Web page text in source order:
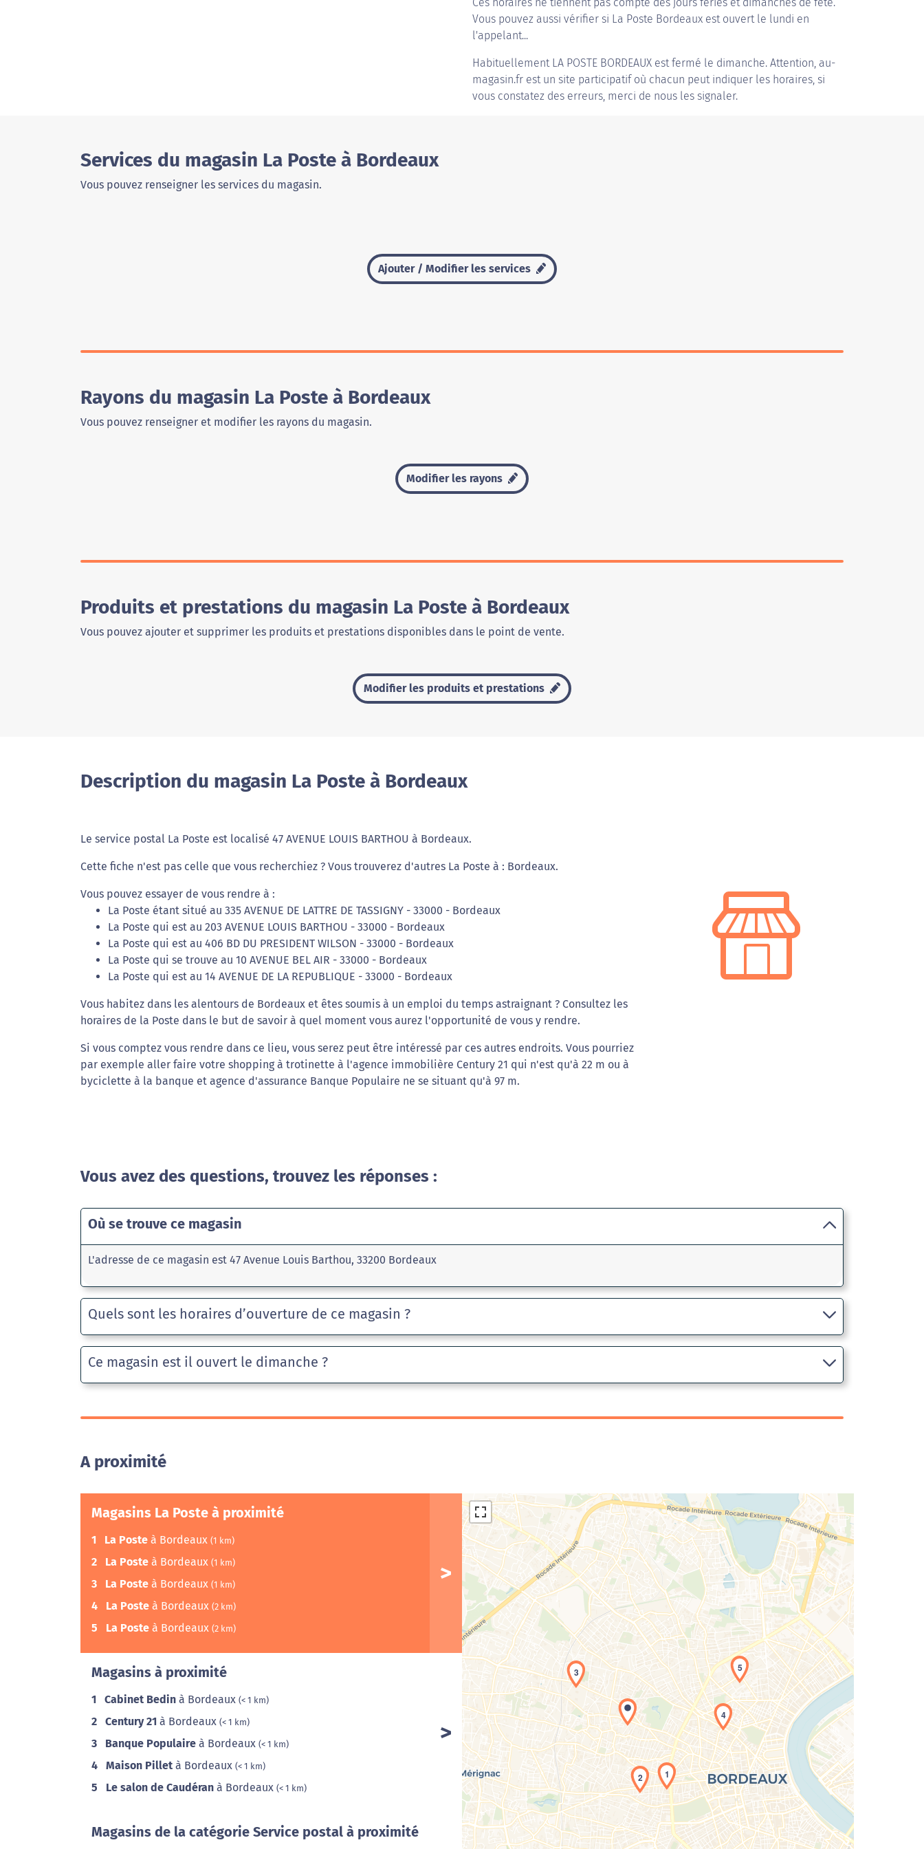
Vous pouvez aussi vérifier si La Poste Bordeaux est ouvert le lundi en
l'appelant...
Habituellement LA POSTE BORDEAUX est fermé le dimanche. Attention, au-
magasin.fr est un site participatif où chacun peut indiquer les horaires, si
vous constatez des erreurs, merci de nous les signaler.
Services du magasin La Poste à Bordeaux
Vous pouvez renseigner les services du magasin.
Ajouter / Modifier les services
Rayons du magasin La Poste à Bordeaux
Vous pouvez renseigner et modifier les rayons du magasin.
Modifier les rayons
Produits et prestations du magasin La Poste à Bordeaux
Vous pouvez ajouter et supprimer les produits et prestations disponibles dans le point de vente.
Modifier les produits et prestations
Description du magasin La Poste à Bordeaux
Le service postal La Poste est localisé 47 AVENUE LOUIS BARTHOU à Bordeaux.
Cette fiche n'est pas celle que vous recherchiez ? Vous trouverez d'autres La Poste à : Bordeaux.
Vous pouvez essayer de vous rendre à :
La Poste étant situé au 335 AVENUE DE LATTRE DE TASSIGNY - 33000 - Bordeaux
La Poste qui est au 203 AVENUE LOUIS BARTHOU - 33000 - Bordeaux
La Poste qui est au 406 BD DU PRESIDENT WILSON - 33000 - Bordeaux
La Poste qui se trouve au 10 AVENUE BEL AIR - 33000 - Bordeaux
La Poste qui est au 14 AVENUE DE LA REPUBLIQUE - 33000 - Bordeaux
Vous habitez dans les alentours de Bordeaux et êtes soumis à un emploi du temps astraignant ? Consultez les
horaires de la Poste dans le but de savoir à quel moment vous aurez l'opportunité de vous y rendre.
Si vous comptez vous rendre dans ce lieu, vous serez peut être intéressé par ces autres endroits. Vous pourriez
par exemple aller faire votre shopping à trotinette à l'agence immobilière Century 21 qui n'est qu'à 22 m ou à
byciclette à la banque et agence d'assurance Banque Populaire ne se situant qu'à 97 m.
Vous avez des questions, trouvez les réponses :
Où se trouve ce magasin
L'adresse de ce magasin est 47 Avenue Louis Barthou, 33200 Bordeaux
Quels sont les horaires d’ouverture de ce magasin ?
Ce magasin est il ouvert le dimanche ?
A proximité
Magasins La Poste à proximité
1 La Poste à Bordeaux (1 km)
2 La Poste à Bordeaux (1 km)
3 La Poste à Bordeaux (1 km)
4 La Poste à Bordeaux (2 km)
5 La Poste à Bordeaux (2 km)
Magasins à proximité
1 Cabinet Bedin à Bordeaux (< 1 km)
2 Century 21 à Bordeaux (< 1 km)
3 Banque Populaire à Bordeaux (< 1 km)
4 Maison Pillet à Bordeaux (< 1 km)
5 Le salon de Caudéran à Bordeaux (< 1 km)
Magasins de la catégorie Service postal à proximité
Chargement de la carte en cours...
1
2
3
4
5